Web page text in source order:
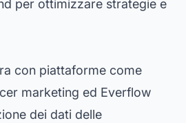
per ottimizzare strategie e
con piattaforme come
marketing ed Everflow
dei dati delle